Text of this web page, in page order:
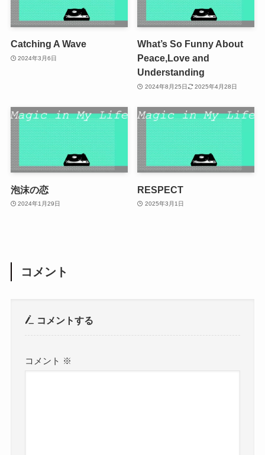
Catching A Wave
2024年3月6日
What’s So Funny About
Peace,Love and
Understanding
2024年8月25日 2025年4月28日
泡沫の恋
2024年1月29日
RESPECT
2025年3月1日
コメント
コメントする
コメント ※